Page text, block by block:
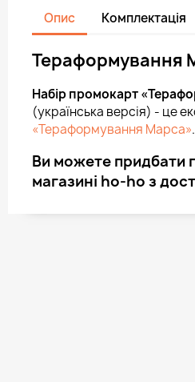
Опис Комплектація
Тераформування
Набір промокарт
(українська версія) - це
«Тераформування Марса».
Ви можете придбати
магазині ho-ho з